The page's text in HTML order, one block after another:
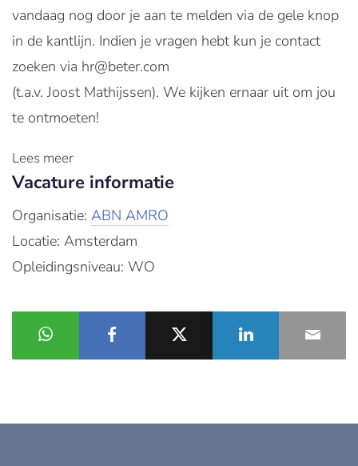
vandaag nog door je aan te melden via de gele knop
in de kantlijn. Indien je vragen hebt kun je contact
zoeken via hr@beter.com
(t.a.v. Joost Mathijssen). We kijken ernaar uit om jou
te ontmoeten!
Lees meer
Vacature informatie
Organisatie: ABN AMRO
Locatie: Amsterdam
Opleidingsniveau: WO